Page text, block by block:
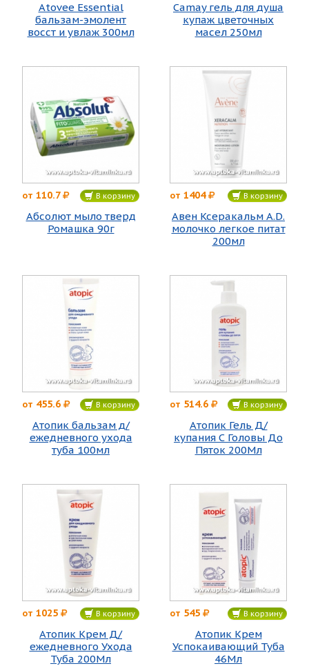
Atovee Essential
бальзам-эмолент
восст и увлаж 300мл
Camay гель для душа
купаж цветочных
масел 250мл
от 110.7 В корзину
Абсолют мыло тверд
Ромашка 90г
от 1404 В корзину
Авен Ксеракальм А.D.
молочко легкое питат
200мл
от 455.6 В корзину
Атопик бальзам д/
ежедневного ухода
туба 100мл
от 514.6 В корзину
Атопик Гель Д/
купания С Головы До
Пяток 200Мл
от 1025 В корзину
Атопик Крем Д/
ежедневного Ухода
Туба 200Мл
от 545 В корзину
Атопик Крем
Успокаивающий Туба
46Мл